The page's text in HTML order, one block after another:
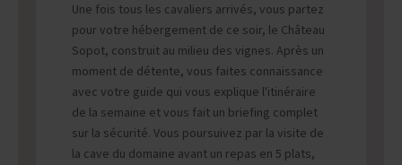
Une fois tous les cavaliers arrivés, vous partez
pour votre hébergement de ce soir, le Château
Sopot, construit au milieu des vignes. Après un
moment de détente, vous faites connaissance
avec votre guide qui vous explique l'itinéraire
de la semaine et vous fait un briefing complet
sur la sécurité. Vous poursuivez par la visite de
la cave du domaine avant un repas en 5 plats,